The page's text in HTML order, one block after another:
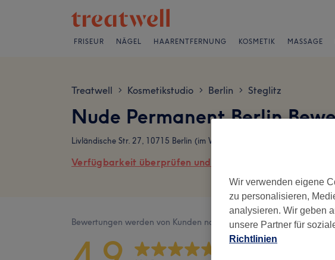
FRISEUR NÄGEL HAARENTFERNUNG KOSMETIK MASSAGE
Treatwell > Kosmetikstudio > Berlin > Steglitz
Nude Permanent Berlin
Livländische Str. 27, 10715 Berlin (im White Vest), 10715 Berlin,
Verfügbarkeit überprüfen und online buchen
Bewertungen werden von Kunden nach ihrem Besuch geschrieben.
Wir verwenden eigene
zu personalisieren,
analysieren. Wir geben
unsere Partner für
Richtlinien